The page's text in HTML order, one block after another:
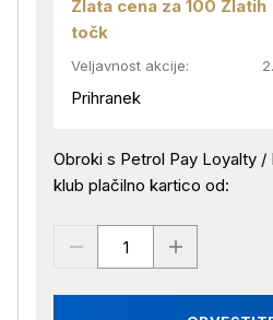
Zlata cena za 100 Zlatih
točk
Veljavnost akcije:
Prihranek
Obroki s Petrol Pay Loyalty /
klub plačilno kartico od: